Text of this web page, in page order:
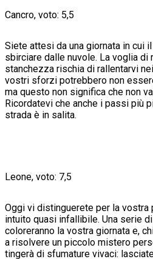
Cancro, voto: 5,5
Siete attesi da una giornata in cui
sbirciare dalle nuvole. La voglia di
stanchezza rischia di rallentarvi
vostri sforzi potrebbero non
ma questo non significa che non
Ricordatevi che anche i passi più
strada è in salita.
Leone, voto: 7,5
Oggi vi distinguerete per la
intuito quasi infallibile. Una serie
coloreranno la vostra giornata e,
a risolvere un piccolo mistero
tingerà di sfumature vivaci: